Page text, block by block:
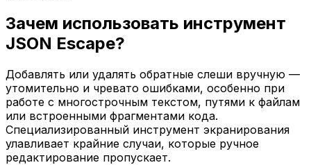
Зачем использовать инструмент
JSON Escape?
Добавлять или удалять обратные слеши вручную —
утомительно и чревато ошибками, особенно при
работе с многострочным текстом, путями к файлам
или встроенными фрагментами кода.
Специализированный инструмент экранирования
улавливает крайние случаи, которые ручное
редактирование пропускает.